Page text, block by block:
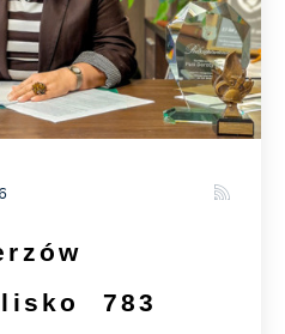
783